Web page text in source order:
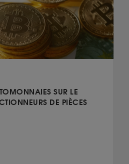
SUR LE
DE PIÈCES